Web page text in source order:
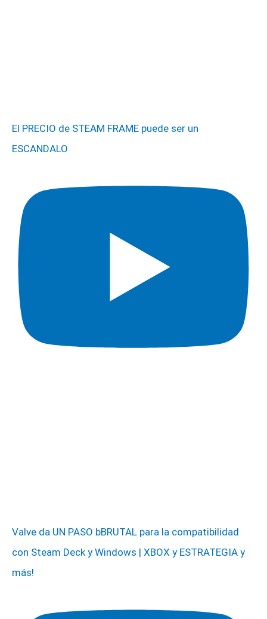
El PRECIO de STEAM FRAME puede ser un
ESCANDALO
Valve da UN PASO bBRUTAL para la compatibilidad
con Steam Deck y Windows | XBOX y ESTRATEGIA y
más!